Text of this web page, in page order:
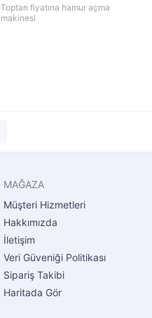
Toptan fiyatına hamur açma
makinesi
MAĞAZA
Müşteri Hizmetleri
Hakkımızda
İletişim
Veri Güveniği Politikası
Sipariş Takibi
Haritada Gör